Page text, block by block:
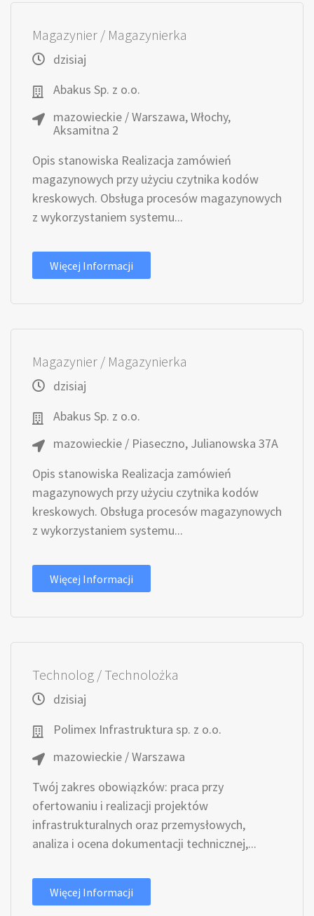
Magazynier / Magazynierka
dzisiaj
Abakus Sp. z o.o.
mazowieckie / Warszawa, Włochy,
Aksamitna 2
Opis stanowiska Realizacja zamówień
magazynowych przy użyciu czytnika kodów
kreskowych. Obsługa procesów magazynowych
z wykorzystaniem systemu...
Więcej Informacji
Magazynier / Magazynierka
dzisiaj
Abakus Sp. z o.o.
mazowieckie / Piaseczno, Julianowska 37A
Opis stanowiska Realizacja zamówień
magazynowych przy użyciu czytnika kodów
kreskowych. Obsługa procesów magazynowych
z wykorzystaniem systemu...
Więcej Informacji
Technolog / Technolożka
dzisiaj
Polimex Infrastruktura sp. z o.o.
mazowieckie / Warszawa
Twój zakres obowiązków: praca przy
ofertowaniu i realizacji projektów
infrastrukturalnych oraz przemysłowych,
analiza i ocena dokumentacji technicznej,...
Więcej Informacji